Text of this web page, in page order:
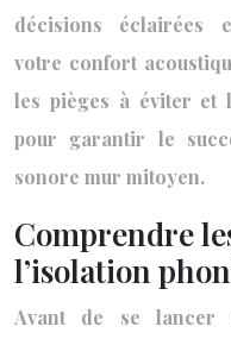
décisions éclairées
votre confort
les pièges à éviter et
pour garantir le
sonore mur mitoyen.
Comprendre
l’isolation
Avant de se lancer